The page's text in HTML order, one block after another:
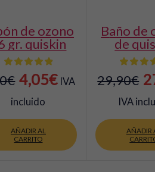
gr. quiskin
€ El
precio
original
era:
4,05€El
actual
IVA
incluido
AÑADIR AL
CARRITO
baño de ozono
de
29,90€ El
IVA
AÑADIR